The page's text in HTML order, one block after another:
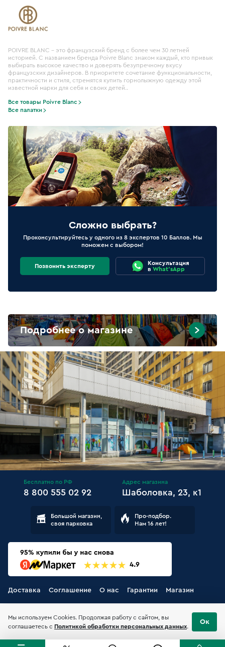
POIVRE BLANC - это французский бренд с более чем 30 летней
историей. С названием бренда Poivre Blanc знаком каждый, кто привык
выбирать высокое качество и доверять безупречному вкусу
французских дизайнеров. В приоритете сочетание функциональности,
практичности и стиля, стремятся купить горнолыжную одежду этой
известной марки для себя и своих детей..
Все товары Poivre Blanc
Все палатки
Сложно выбрать?
Проконсультируйтесь у одного из 8 экспертов 10 Баллов. Мы
поможем с выбором!
Позвонить эксперту
Консультация
в What'sApp
Подробнее о магазине
Бесплатно по РФ
8 800 555 02 92
Адрес магазина
Шаболовка, 23, к1
Большой магазин,
своя парковка
Про-подбор.
Нам 16 лет!
Доставка Соглашение О нас Гарантии Магазин
Мы используем Cookies. Продолжая работу с сайтом, вы
соглашаетесь с Политикой обработки персональных данных.
Ок